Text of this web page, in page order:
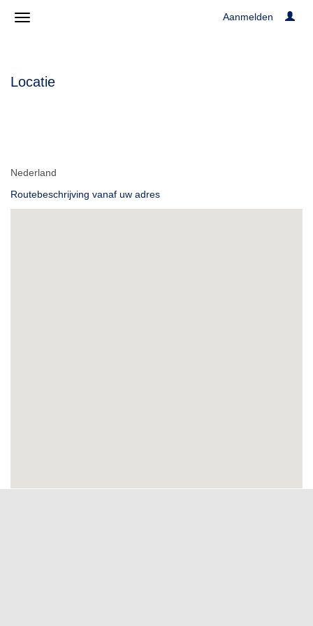
Aanmelden
Locatie
Nederland
Routebeschrijving vanaf uw adres